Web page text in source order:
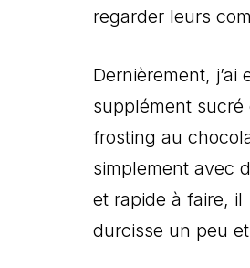
regarder leurs
Dernièrement,
supplément sucré
frosting au
simplement avec
et rapide à faire,
durcisse un peu